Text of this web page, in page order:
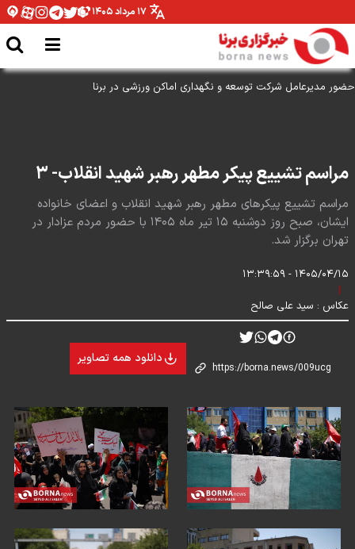
۱۷ مرداد ۱۴۰۵
مراسم تشییع پیکر مطهر رهبر شهید انقلاب- ۳
مراسم تشییع پیکرهای مطهر رهبر شهید انقلاب و اعضای خانواده
ایشان، صبح روز دوشنبه ۱۵ تیر ماه ۱۴۰۵ با حضور مردم عزادار در
تهران برگزار شد.
عکاس : سید علی صالح
|
۱۴۰۵/۰۴/۱۵ - ۱۳:۳۹:۵۹
دانلود همه تصاویر